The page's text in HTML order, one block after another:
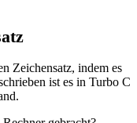
Zeichensatz, indem es
ist es in Turbo C